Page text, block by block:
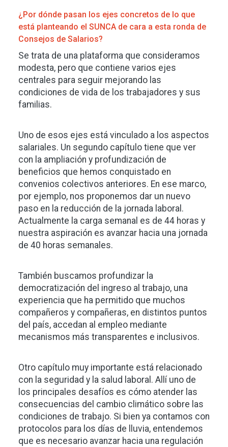
¿Por dónde pasan los ejes concretos de lo que
está planteando el SUNCA de cara a esta ronda de
Consejos de Salarios?
Se trata de una plataforma que consideramos
modesta, pero que contiene varios ejes
centrales para seguir mejorando las
condiciones de vida de los trabajadores y sus
familias.
Uno de esos ejes está vinculado a los aspectos
salariales. Un segundo capítulo tiene que ver
con la ampliación y profundización de
beneficios que hemos conquistado en
convenios colectivos anteriores. En ese marco,
por ejemplo, nos proponemos dar un nuevo
paso en la reducción de la jornada laboral.
Actualmente la carga semanal es de 44 horas y
nuestra aspiración es avanzar hacia una jornada
de 40 horas semanales.
También buscamos profundizar la
democratización del ingreso al trabajo, una
experiencia que ha permitido que muchos
compañeros y compañeras, en distintos puntos
del país, accedan al empleo mediante
mecanismos más transparentes e inclusivos.
Otro capítulo muy importante está relacionado
con la seguridad y la salud laboral. Allí uno de
los principales desafíos es cómo atender las
consecuencias del cambio climático sobre las
condiciones de trabajo. Si bien ya contamos con
protocolos para los días de lluvia, entendemos
que es necesario avanzar hacia una regulación